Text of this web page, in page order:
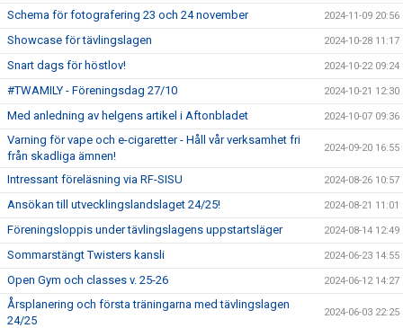
Schema för fotografering 23 och 24 november 2024-11-09 20:56
Showcase för tävlingslagen 2024-10-28 11:17
Snart dags för höstlov! 2024-10-22 09:24
#TWAMILY - Föreningsdag 27/10 2024-10-21 12:30
Med anledning av helgens artikel i Aftonbladet 2024-10-07 09:36
Varning för vape och e-cigaretter - Håll vår verksamhet fri
från skadliga ämnen!
2024-09-20 16:55
Intressant föreläsning via RF-SISU 2024-08-26 10:57
Ansökan till utvecklingslandslaget 24/25! 2024-08-21 11:01
Föreningsloppis under tävlingslagens uppstartsläger 2024-08-14 12:49
Sommarstängt Twisters kansli 2024-06-23 14:55
Open Gym och classes v. 25-26 2024-06-12 14:27
Årsplanering och första träningarna med tävlingslagen
24/25
2024-06-03 22:25